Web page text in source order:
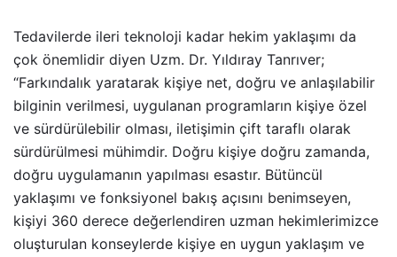
Tedavilerde ileri teknoloji kadar hekim yaklaşımı da
çok önemlidir diyen Uzm. Dr. Yıldıray Tanrıver;
“Farkındalık yaratarak kişiye net, doğru ve anlaşılabilir
bilginin verilmesi, uygulanan programların kişiye özel
ve sürdürülebilir olması, iletişimin çift taraflı olarak
sürdürülmesi mühimdir. Doğru kişiye doğru zamanda,
doğru uygulamanın yapılması esastır. Bütüncül
yaklaşımı ve fonksiyonel bakış açısını benimseyen,
kişiyi 360 derece değerlendiren uzman hekimlerimizce
oluşturulan konseylerde kişiye en uygun yaklaşım ve